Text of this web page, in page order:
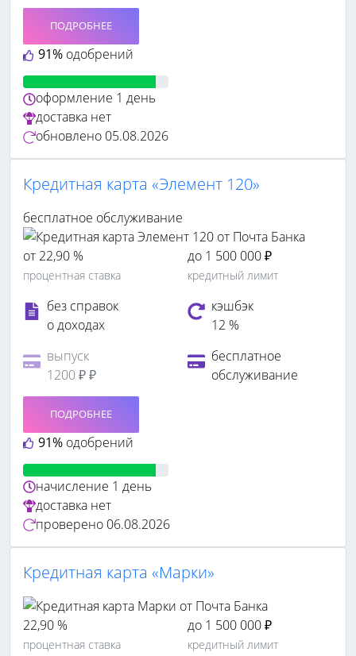
91% одобрений
ПОДРОБНЕЕ
оформление 1 день
доставка нет
обновлено 05.08.2026
Кредитная карта «Элемент 120»
бесплатное обслуживание
от 22,90 %
процентная ставка
до 1 500 000 ₽
кредитный лимит
без справок
о доходах
кэшбэк
12 %
выпуск
1200 ₽ ₽
бесплатное
обслуживание
91% одобрений
ПОДРОБНЕЕ
начисление 1 день
доставка нет
проверено 06.08.2026
Кредитная карта «Марки»
22,90 %
процентная ставка
до 1 500 000 ₽
кредитный лимит